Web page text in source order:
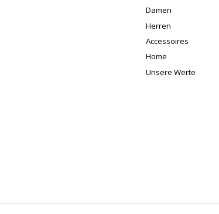
Damen
Herren
Accessoires
Home
Unsere Werte